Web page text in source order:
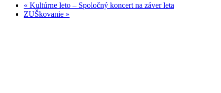
« Kultúrne leto – Spoločný koncert na záver leta
ZUŠkovanie »